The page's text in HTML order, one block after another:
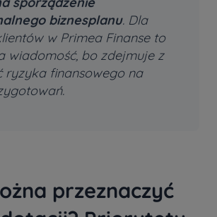
biznesplanu. Dla
w Primea Finanse to
wiadomość, bo zdejmuje z
ryzyka finansowego na
przeznaczyć